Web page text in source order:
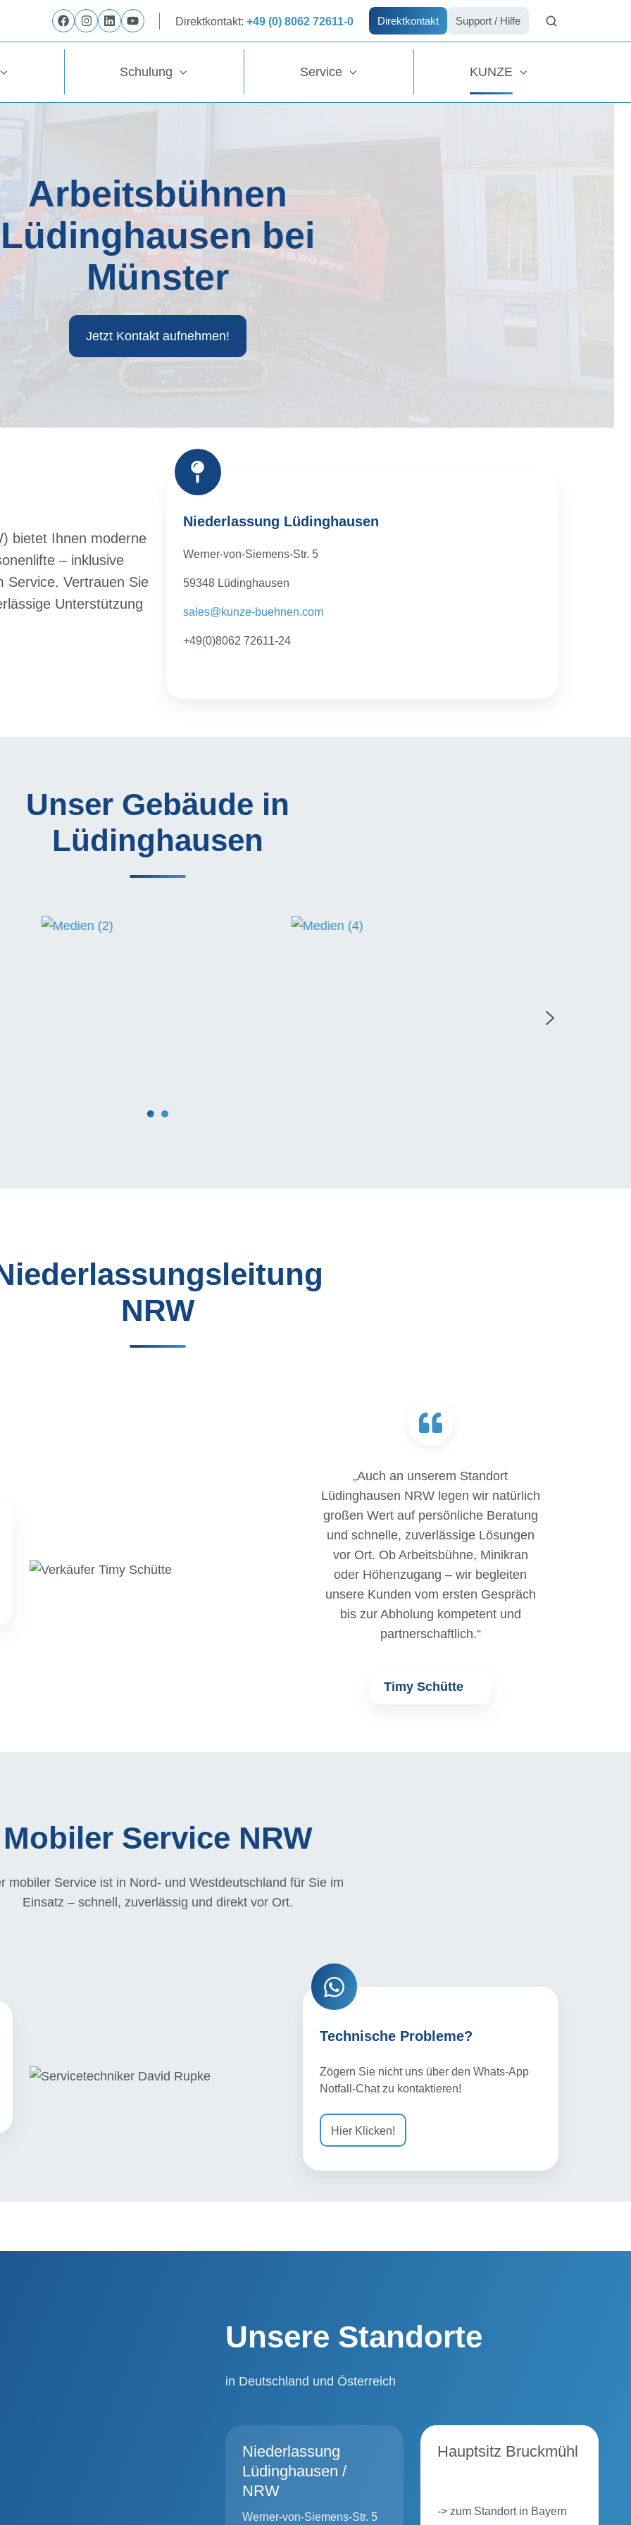
Folge
uns
FolgeFolge
auf
Folge
auf
Direktkontakt: +49 (0) 8062 72611-0 Direktkontakt Support / Hilfe
Schulung Service KUNZE
Arbeitsbühnen
Lüdinghausen bei
Münster
Jetzt Kontakt aufnehmen!
bietet Ihnen moderne
– inklusive
Service. Vertrauen Sie
Unterstützung
Niederlassung Lüdinghausen
Werner-von-Siemens-Str. 5
59348 Lüdinghausen
sales@kunze-buehnen.com
+49(0)8062 72611-24
Unser Gebäude in
Lüdinghausen
NRW
„Auch an unserem Standort
Lüdinghausen NRW legen wir natürlich
großen Wert auf persönliche Beratung
und schnelle, zuverlässige Lösungen
vor Ort. Ob Arbeitsbühne, Minikran
oder Höhenzugang – wir begleiten
unsere Kunden vom ersten Gespräch
bis zur Abholung kompetent und
partnerschaftlich.“
Timy Schütte
Mobiler Service NRW
mobiler Service ist in Nord- und Westdeutschland für Sie im
Einsatz – schnell, zuverlässig und direkt vor Ort.
Technische
Probleme?
Technische Probleme?
Zögern Sie nicht uns über den Whats-App
Notfall-Chat zu kontaktieren!
Hier Klicken!
Unsere Standorte
in Deutschland und Österreich
Niederlassung
Lüdinghausen /
NRW
Werner-von-Siemens-Str. 5
Hauptsitz Bruckmühl
-> zum Standort in Bayern